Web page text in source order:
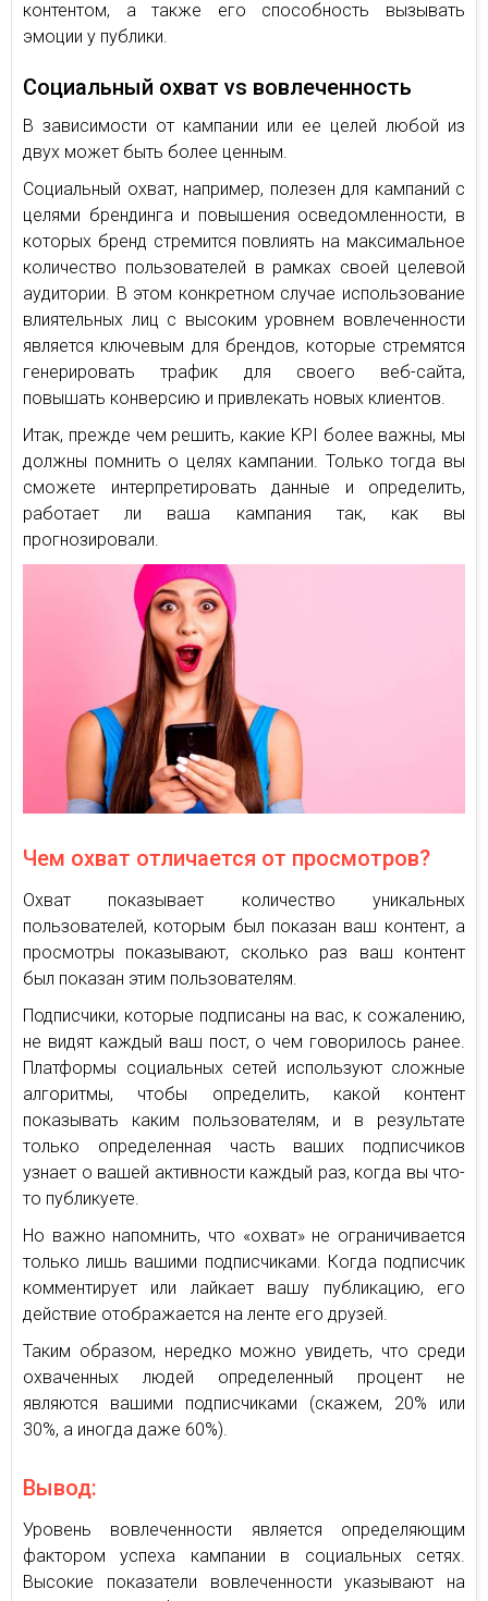
контентом, а также его способность вызывать
эмоции у публики.
Социальный охват vs вовлеченность
В зависимости от кампании или ее целей любой из
двух может быть более ценным.
Социальный охват, например, полезен для кампаний с
целями брендинга и повышения осведомленности, в
которых бренд стремится повлиять на максимальное
количество пользователей в рамках своей целевой
аудитории. В этом конкретном случае использование
влиятельных лиц с высоким уровнем вовлеченности
является ключевым для брендов, которые стремятся
генерировать трафик для своего веб-сайта,
повышать конверсию и привлекать новых клиентов.
Итак, прежде чем решить, какие KPI более важны, мы
должны помнить о целях кампании. Только тогда вы
сможете интерпретировать данные и определить,
работает ли ваша кампания так, как вы
прогнозировали.
Чем охват отличается от просмотров?
Охват показывает количество уникальных
пользователей, которым был показан ваш контент, а
просмотры показывают, сколько раз ваш контент
был показан этим пользователям.
Подписчики, которые подписаны на вас, к сожалению,
не видят каждый ваш пост, о чем говорилось ранее.
Платформы социальных сетей используют сложные
алгоритмы, чтобы определить, какой контент
показывать каким пользователям, и в результате
только определенная часть ваших подписчиков
узнает о вашей активности каждый раз, когда вы что-
то публикуете.
Но важно напомнить, что «охват» не ограничивается
только лишь вашими подписчиками. Когда подписчик
комментирует или лайкает вашу публикацию, его
действие отображается на ленте его друзей.
Таким образом, нередко можно увидеть, что среди
охваченных людей определенный процент не
являются вашими подписчиками (скажем, 20% или
30%, а иногда даже 60%).
Вывод:
Уровень вовлеченности является определяющим
фактором успеха кампании в социальных сетях.
Высокие показатели вовлеченности указывают на